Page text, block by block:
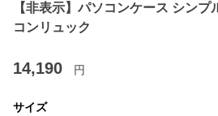
【非表示】パソコンケース シン
コンリュック
14,190 円
サイズ